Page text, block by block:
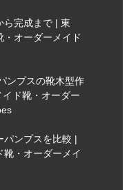
ら完成まで | 東
オーダーメイド
ンプスの靴木型作
ド靴・オーダー
パンプスを比較 |
・オーダーメイ